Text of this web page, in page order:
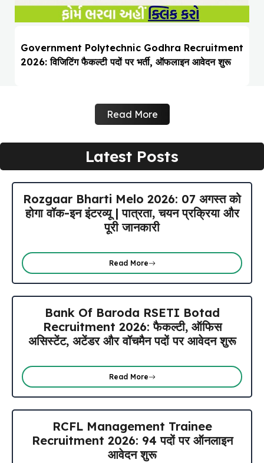
Government Polytechnic Godhra Recruitment
2026: विजिटिंग फैकल्टी पदों पर भर्ती, ऑफलाइन आवेदन शुरू
Read More
Latest Posts
Rozgaar Bharti Melo 2026: 07 अगस्त को
होगा वॉक-इन इंटरव्यू | पात्रता, चयन प्रक्रिया और
पूरी जानकारी
Read More
Bank Of Baroda RSETI Botad
Recruitment 2026: फैकल्टी, ऑफिस
असिस्टेंट, अटेंडर और वॉचमैन पदों पर आवेदन शुरू
Read More
RCFL Management Trainee
Recruitment 2026: 94 पदों पर ऑनलाइन
आवेदन शुरू